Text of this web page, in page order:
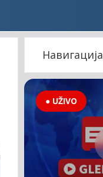
Навигација
● UŽIVO